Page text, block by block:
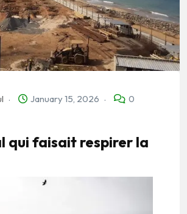
January 15, 2026
0
qui faisait respirer la